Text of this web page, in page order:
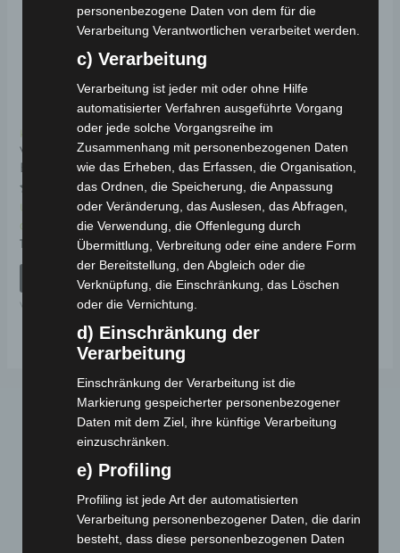
Kostenloser Versand
VT5 12V 60AH VRLA
BATTERIE
Bewertet
mit
4.00
Ungeprüfte
Gesamtbewertungen
159,00
IN DEN WARENKORB
VT5
Webseite
personenbezogene Daten von dem für die
Verarbeitung Verantwortlichen verarbeitet werden.
c) Verarbeitung
Verarbeitung ist jeder mit oder ohne Hilfe
automatisierter Verfahren ausgeführte Vorgang
oder jede solche Vorgangsreihe im
Zusammenhang mit personenbezogenen Daten
wie das Erheben, das Erfassen, die Organisation,
das Ordnen, die Speicherung, die Anpassung
oder Veränderung, das Auslesen, das Abfragen,
die Verwendung, die Offenlegung durch
Übermittlung, Verbreitung oder eine andere Form
der Bereitstellung, den Abgleich oder die
Verknüpfung, die Einschränkung, das Löschen
oder die Vernichtung.
d) Einschränkung der
Verarbeitung
Einschränkung der Verarbeitung ist die
Markierung gespeicherter personenbezogener
Daten mit dem Ziel, ihre künftige Verarbeitung
einzuschränken.
e) Profiling
Profiling ist jede Art der automatisierten
Verarbeitung personenbezogener Daten, die darin
besteht, dass diese personenbezogenen Daten